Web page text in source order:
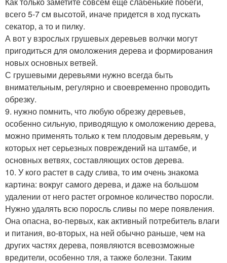
всего 5-7 см высотой, иначе придется в ход пускать
секатор, а то и пилку.
А вот у взрослых грушевых деревьев волчки могут
пригодиться для омоложения дерева и формирования
новых основных ветвей.
С грушевыми деревьями нужно всегда быть
внимательным, регулярно и своевременно проводить
обрезку.
9. нужно помнить, что любую обрезку деревьев,
особенно сильную, приводящую к омоложению дерева,
можно применять только к тем плодовым деревьям, у
которых нет серьезных повреждений на штамбе, и
основных ветвях, составляющих остов дерева.
10. У кого растет в саду слива, то им очень знакома
картина: вокруг самого дерева, и даже на большом
удалении от него растет огромное количество поросли.
Нужно удалять всю поросль сливы по мере появления.
Она опасна, во-первых, как активный потребитель влаги
и питания, во-вторых, на ней обычно раньше, чем на
других частях дерева, появляются всевозможные
вредители, особенно тля, а также болезни. Таким